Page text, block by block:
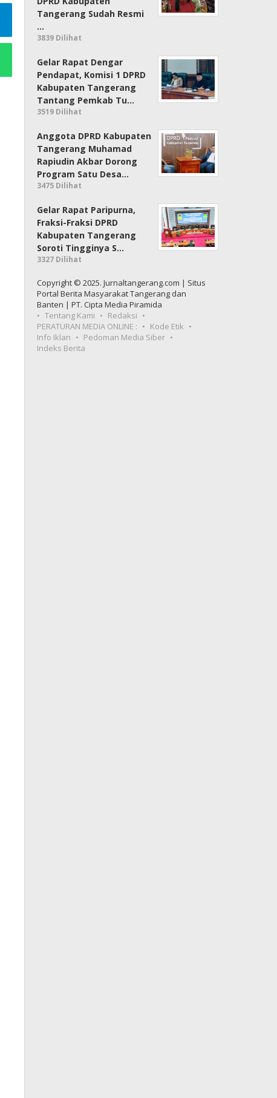
Tangerang Sudah Resmi
…
3839 Dilihat
Gelar Rapat Dengar
Pendapat, Komisi 1 DPRD
Kabupaten Tangerang
Tantang Pemkab Tu…
3519 Dilihat
Anggota DPRD Kabupaten
Tangerang Muhamad
Rapiudin Akbar Dorong
Program Satu Desa…
3475 Dilihat
Gelar Rapat Paripurna,
Fraksi-Fraksi DPRD
Kabupaten Tangerang
Soroti Tingginya S…
3327 Dilihat
Copyright © 2025. Jurnaltangerang.com | Situs
Portal Berita Masyarakat Tangerang dan
Banten | PT. Cipta Media Piramida
Tentang Kami
Redaksi
PERATURAN MEDIA ONLINE :
Kode Etik
Info Iklan
Pedoman Media Siber
Indeks Berita